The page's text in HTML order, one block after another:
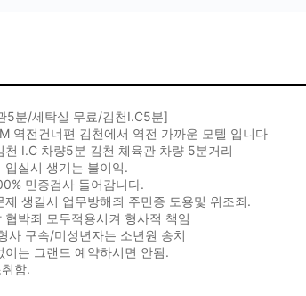
5분/세탁실 무료/김천I.C5분]
역전건너편 김천에서 역전 가까운 모텔 입니다
I.C 차량5분 김천 체육관 차량 5분거리
입실시 생기는 불이익.
민증검사 들어감니다.
생길시 업무방해죄 주민증 도용및 위조죄.
박죄 모두적용시켜 형사적 책임
사 구속/미성년자는 소년원 송치
는 그랜드 예약하시면 안됨.
함.